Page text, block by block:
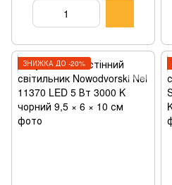
ЗНИЖКА ДО -20%